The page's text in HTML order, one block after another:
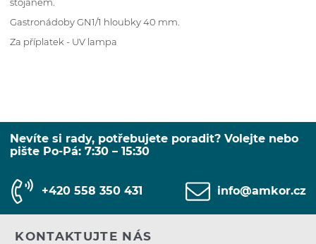
Gastronádoby GN1/1 hloubky 40 mm.
Za příplatek - UV lampa
Nevíte si rady, potřebujete poradit? Volejte nebo
pište Po-Pá: 7:30 – 15:30
+420 558 350 431 info@amkor.cz
KONTAKTUJTE NÁS